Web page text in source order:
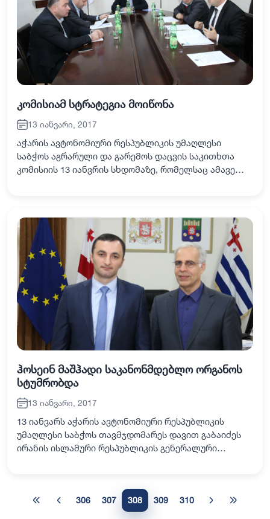
კომისიამ სტრატეგია მოიწონა
13 იანვარი, 2017
აჭარის ავტონომიური რესპუბლიკის უმაღლესი
საბჭოს აგრარული და გარემოს დაცვის საკითხთა
კომისიის 13 იანვრის სხდომაზე, რომელსაც ამავე
ჰოსეინ მაშჰადი საკანონმდებლო ორგანოს
სტუმრობდა
13 იანვარი, 2017
13 იანვარს აჭარის ავტონომიური რესპუბლიკის
უმაღლესი საბჭოს თავმჯდომარეს დავით გაბაიძეს
ირანის ისლამური რესპუბლიკის გენერალური
306 307 308 309 310